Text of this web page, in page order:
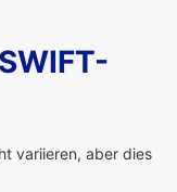
variieren, aber dies